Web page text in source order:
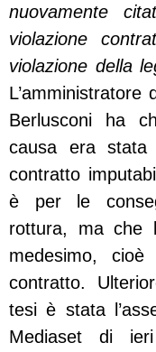
nuovamente
violazione
violazione della
L’amministratore
Berlusconi ha
causa era
contratto
è per le
rottura, ma che
medesimo, cioè
contratto.
tesi è stata
Mediaset di